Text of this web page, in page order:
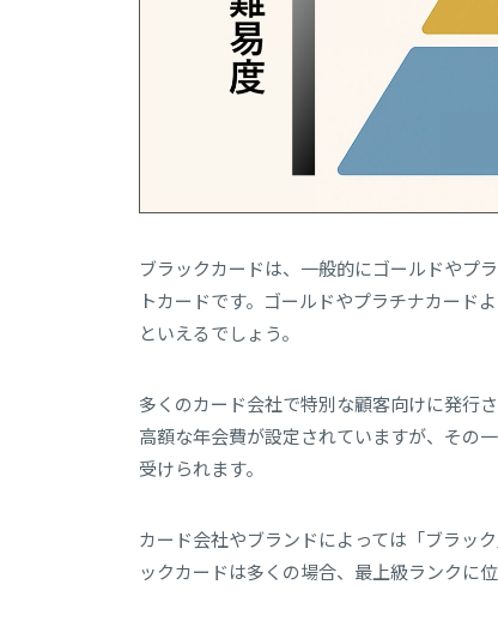
ブラックカードは、一般的にゴールドやプ
トカードです。ゴールドやプラチナカード
といえるでしょう。
多くのカード会社で特別な顧客向けに発行
高額な年会費が設定されていますが、その
受けられます。
カード会社やブランドによっては「ブラッ
ックカードは多くの場合、最上級ランクに